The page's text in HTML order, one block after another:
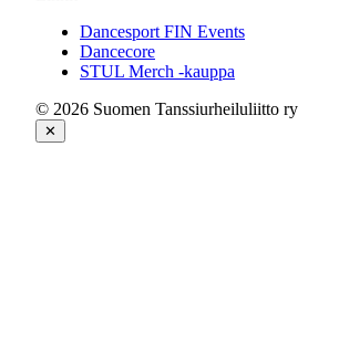
Dancesport FIN Events
Dancecore
STUL Merch -kauppa
© 2026 Suomen Tanssiurheiluliitto ry
✕